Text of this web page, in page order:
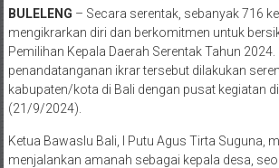
BULELENG – Secara serentak, sebanyak 716
mengikrarkan diri dan berkomitmen untuk
Pemilihan Kepala Daerah Serentak Tahun
penandatanganan ikrar tersebut dilakukan
kabupaten/kota di Bali dengan pusat kegiatan
(21/9/2024).
Ketua Bawaslu Bali, I Putu Agus Tirta Suguna,
menjalankan amanah sebagai kepala desa,